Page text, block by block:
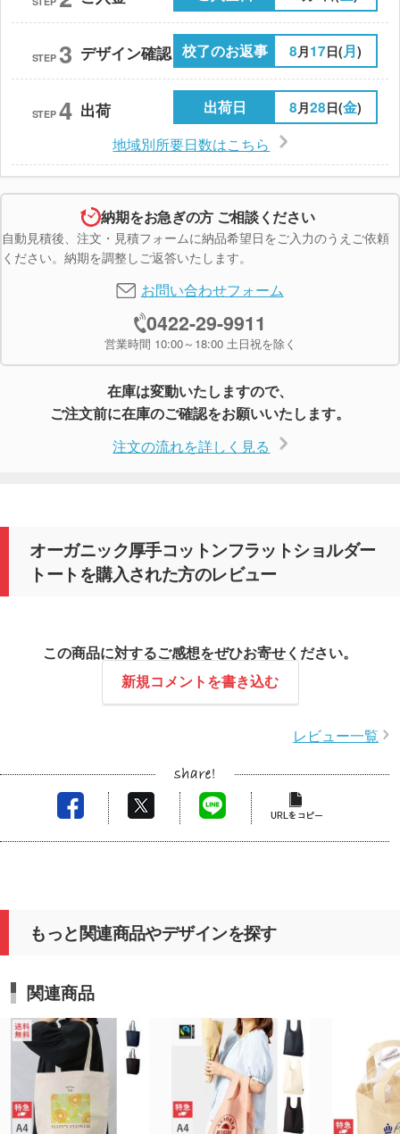
STEP 3 デザイン確認 校了のお返事 8月17日(月)
STEP 4 出荷 出荷日 8月28日(金)
地域別所要日数はこちら
納期をお急ぎの方 ご相談ください
自動見積後、注文・見積フォームに納品希望日をご入力のうえご依頼
ください。納期を調整しご返答いたします。
お問い合わせフォーム
0422-29-9911
営業時間 10:00～18:00 土日祝を除く
在庫は変動いたしますので、
ご注文前に在庫のご確認をお願いいたします。
注文の流れを詳しく見る
オーガニック厚手コットンフラットショルダー
トートを購入された方のレビュー
この商品に対するご感想をぜひお寄せください。
新規コメントを書き込む
レビュー一覧
もっと関連商品やデザインを探す
関連商品